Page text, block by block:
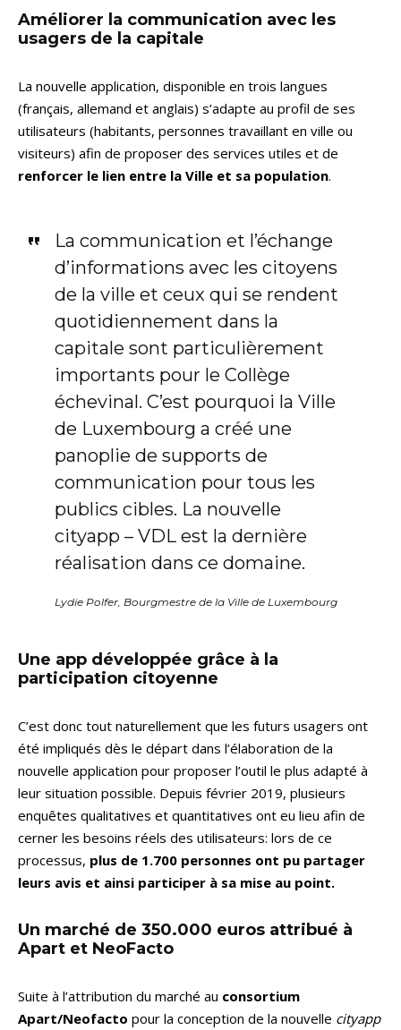
Améliorer la communication avec les
usagers de la capitale
La nouvelle application, disponible en trois langues
(français, allemand et anglais) s’adapte au profil de ses
utilisateurs (habitants, personnes travaillant en ville ou
visiteurs) afin de proposer des services utiles et de
renforcer le lien entre la Ville et sa population.
La communication et l’échange
d’informations avec les citoyens
de la ville et ceux qui se rendent
quotidiennement dans la
capitale sont particulièrement
importants pour le Collège
échevinal. C’est pourquoi la Ville
de Luxembourg a créé une
panoplie de supports de
communication pour tous les
publics cibles. La nouvelle
cityapp – VDL est la dernière
réalisation dans ce domaine.
Lydie Polfer, Bourgmestre de la Ville de Luxembourg
Une app développée grâce à la
participation citoyenne
C’est donc tout naturellement que les futurs usagers ont
été impliqués dès le départ dans l’élaboration de la
nouvelle application pour proposer l’outil le plus adapté à
leur situation possible. Depuis février 2019, plusieurs
enquêtes qualitatives et quantitatives ont eu lieu afin de
cerner les besoins réels des utilisateurs: lors de ce
processus, plus de 1.700 personnes ont pu partager
leurs avis et ainsi participer à sa mise au point.
Un marché de 350.000 euros attribué à
Apart et NeoFacto
Suite à l’attribution du marché au consortium
Apart/Neofacto pour la conception de la nouvelle cityapp